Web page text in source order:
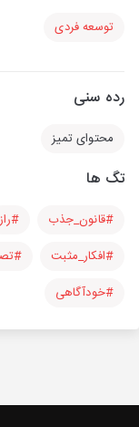
توسعه فردی
رده سنی
محتوای تمیز
تگ ها
#قانون_جذب #راز
#افکار_مثبت
#خودآگاهی